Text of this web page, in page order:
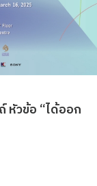
วข้อ “ได้ออก